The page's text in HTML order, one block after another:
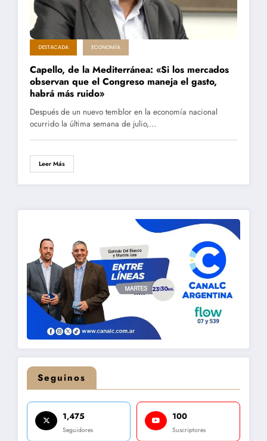
DESTACADA ECONOMÍA
Capello, de la Mediterránea: «Si los mercados
observan que el Congreso maneja el gasto,
habrá más ruido»
Después de un nuevo temblor en la economía nacional
ocurrido la última semana de julio,…
Leer Más
Seguinos
1,475
Seguidores
100
Suscriptores